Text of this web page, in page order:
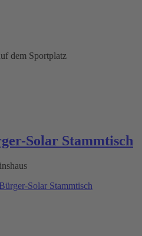
dem Sportplatz
Solar Stammtisch
Solar Stammtisch